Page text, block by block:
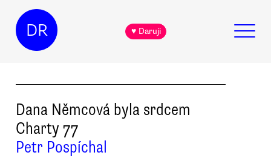
DR ♥ Daruji
Dana Němcová byla srdcem
Charty 77
Petr Pospíchal